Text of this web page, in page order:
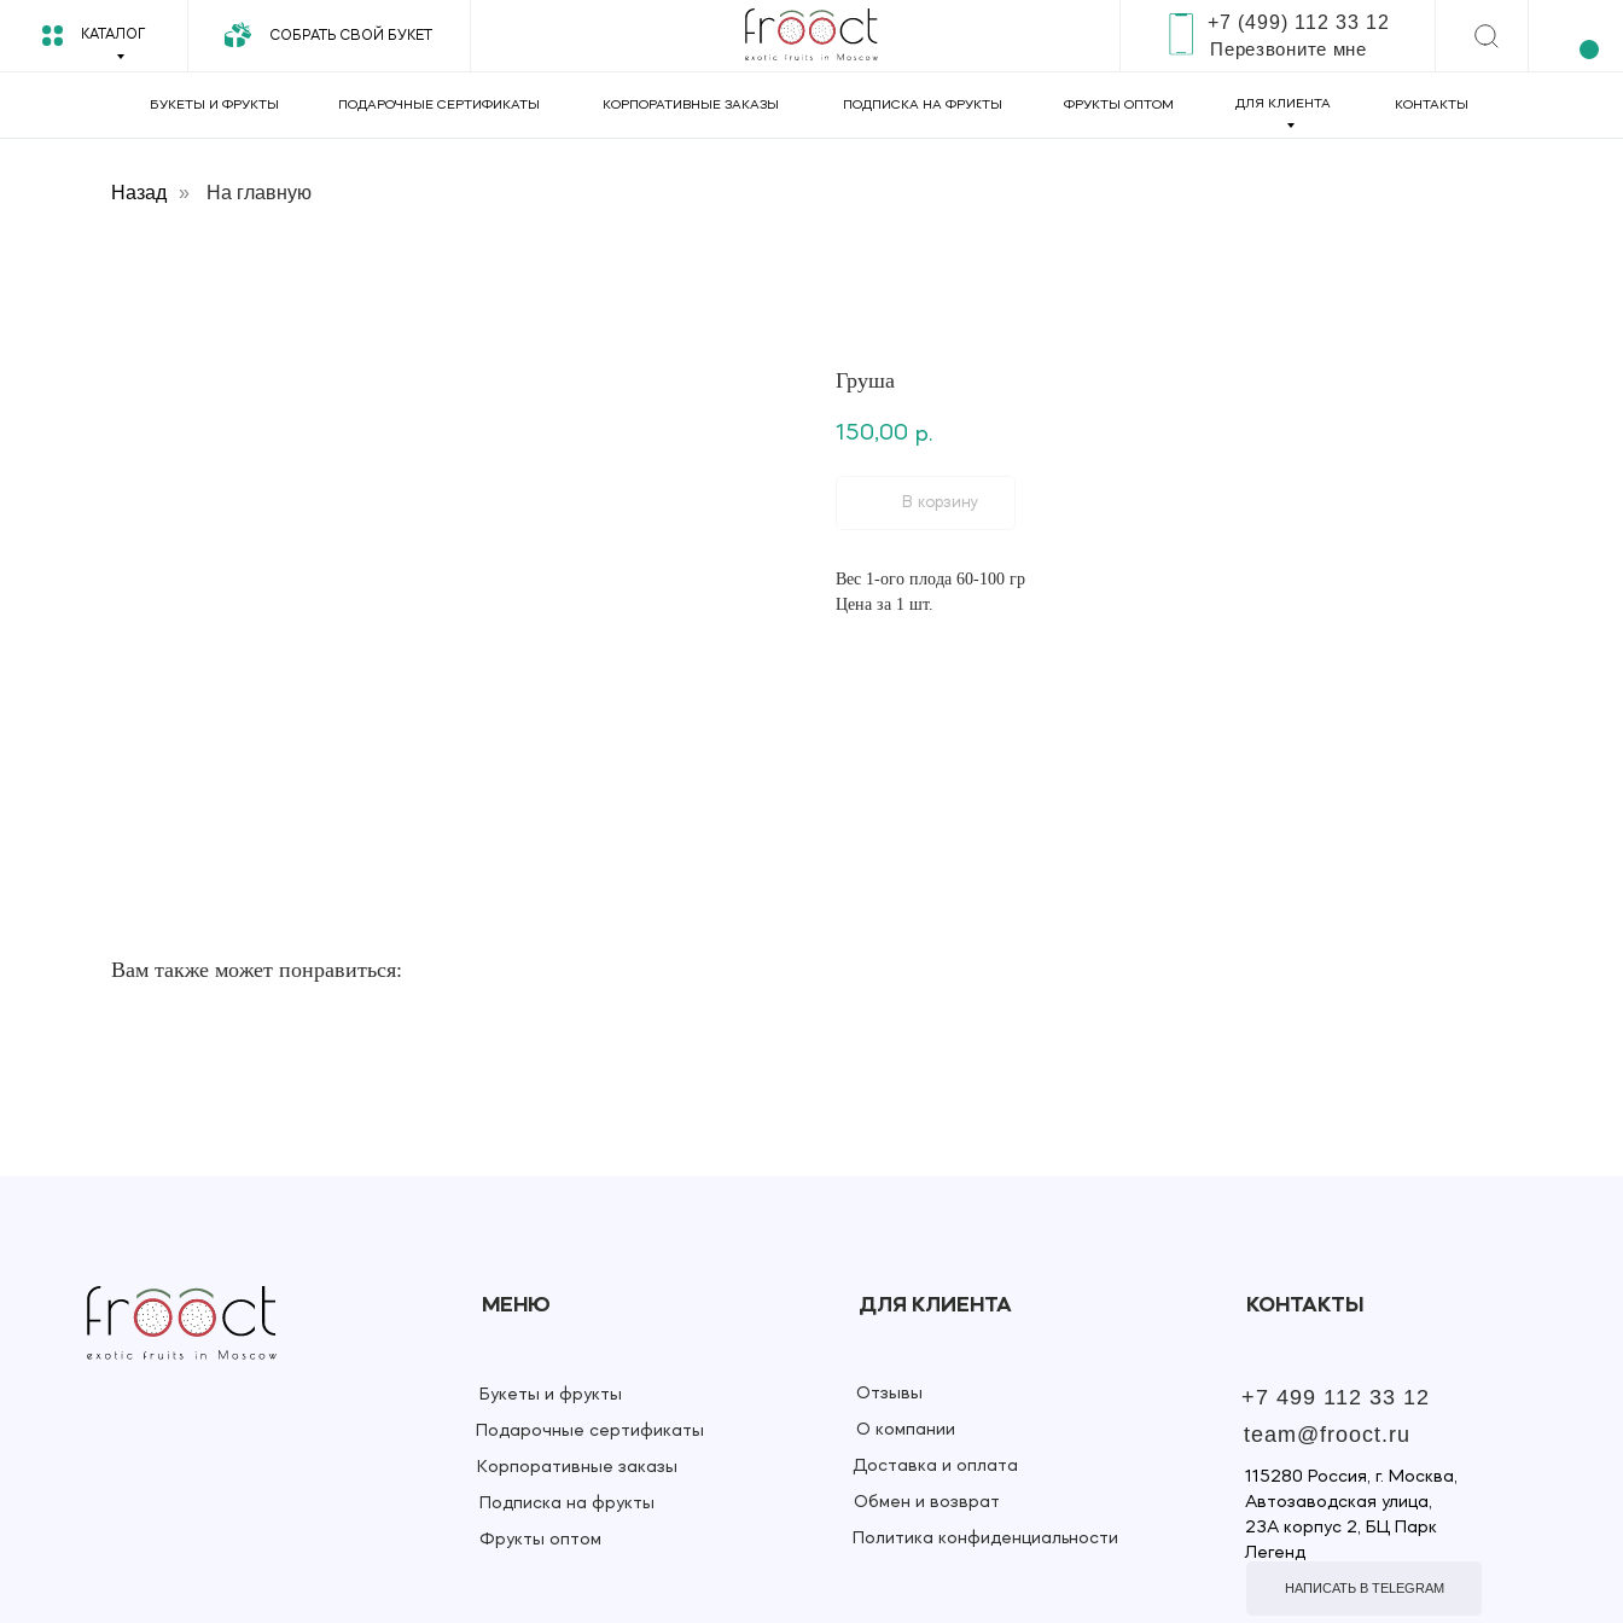
КАТАЛОГ СОБРАТЬ СВОЙ БУКЕТ
+7 (499) 112 33 12
Перезвоните мне
БУКЕТЫ И ФРУКТЫ ПОДАРОЧНЫЕ СЕРТИФИКАТЫ КОРПОРАТИВНЫЕ ЗАКАЗЫ ФРУКТЫ ОПТОМ ДЛЯ КЛИЕНТА
ПОДПИСКА НА ФРУКТЫ КОНТАКТЫ
Назад » На главную
Груша
150,00 р.
В корзину
Вес 1-ого плода 60-100 гр
Цена за 1 шт.
Вам также может понравиться:
МЕНЮ
Букеты и фрукты
Подарочные сертификаты
Корпоративные заказы
Подписка на фрукты
Фрукты оптом
О компании
Отзывы
ДЛЯ КЛИЕНТА
Доставка и оплата
КОНТАКТЫ
+7 499 112 33 12
team@frooct.ru
НАПИСАТЬ В TELEGRAM
Политика конфиденциальности
Обмен и возврат
115280 Россия, г. Москва,
Автозаводская улица,
23А корпус 2, БЦ Парк
Легенд